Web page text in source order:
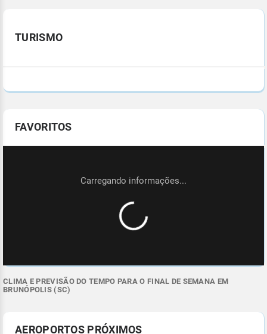
TURISMO
FAVORITOS
CLIMA E PREVISÃO DO TEMPO PARA O FINAL DE SEMANA EM
BRUNÓPOLIS (SC)
AEROPORTOS PRÓXIMOS